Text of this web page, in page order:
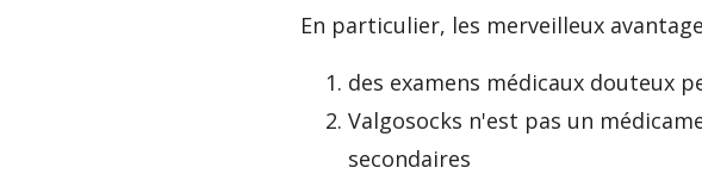
En particulier, les merveilleux
des examens médicaux douteux
Valgosocks n'est pas un
secondaires